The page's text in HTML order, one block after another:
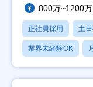
800万~1200万
正社員採用 土
業界未経験OK